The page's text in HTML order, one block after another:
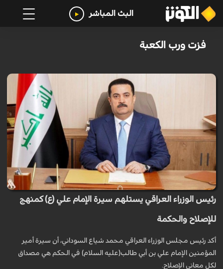
البث المباشر
فزت ورب الكعبة
رئيس الوزراء العراقي يستلهم سيرة الإمام علي (ع) كمنهج
للإصلاح والحكمة
أكد رئيس مجلس الوزراء العراقي محمد شياع السوداني، أن سيرة أمير
المؤمنين الإمام علي بن أبي طالب(عليه السلام) في الحكم هي مصداق
لكل معاني الإصلاح.